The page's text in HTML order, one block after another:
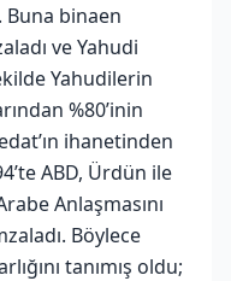
Buna binaen
ve Yahudi
Yahudilerin
%80’inin
ihanetinden
ABD, Ürdün ile
Anlaşmasını
Böylece
tanımış oldu;